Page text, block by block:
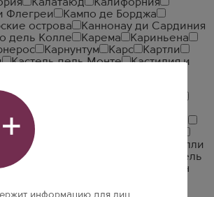
Калатаюд
Калифорния
Флегреи
Кампо де Борджа
острова
Каннонау ди Сардиния
дель Колле Карема
Кариньена
Карнунтум Карс
Картли
Кастель дель Монте
Кастилия и
Кейп Южный Берег
Кларксберг
Рош
Колли делла Тоскана Чентрале
Колли
Колли Ориентали дель
Коллин
Коллио Кондриё Кондрие
информацию для лиц